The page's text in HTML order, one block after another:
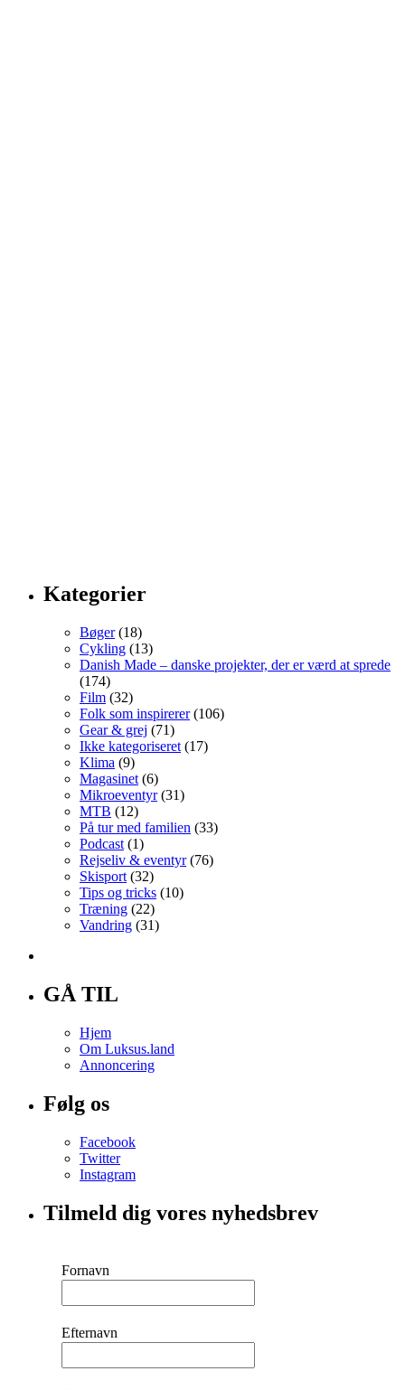
Kategorier
Bøger(18)
Cykling (13)
Danish Made – danske projekter, der er værd at sprede
(174)
Film (32)
Folk som inspirerer(106)
Gear & grej (71)
Ikke kategoriseret (17)
Klima (9)
Magasinet (6)
Mikroeventyr(31)
MTB (12)
På tur med familien (33)
Podcast (1)
Rejseliv & eventyr(76)
Skisport (32)
Tips og tricks (10)
Træning (22)
Vandring (31)
GÅ TIL
Hjem
Om Luksus.land
Annoncering
Følg os
Facebook
Twitter
Instagram
Tilmeld dig vores nyhedsbrev
Fornavn
Efternavn